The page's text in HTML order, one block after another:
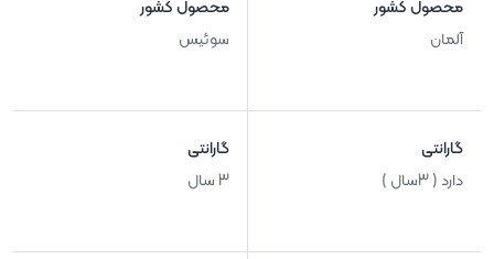
محصول کشور
آلمان
گارانتی
دارد ( 3سال )
محصول کشور
سوئیس
گارانتی
3 سال